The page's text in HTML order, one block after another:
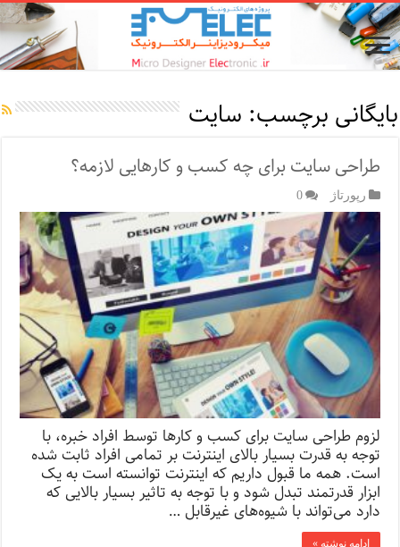
بایگانی برچسب: سایت
طراحی سایت برای چه کسب و کارهایی لازمه؟
رپورتاژ‌ 0
لزوم طراحی سایت برای کسب و کارها توسط افراد خبره، با
توجه به قدرت بسیار بالای اینترنت بر تمامی افراد ثابت شده
است. همه ما قبول داریم که اینترنت توانسته است به یک
ابزار قدرتمند تبدل شود و با توجه به تاثیر بسیار بالایی که
دارد می‌تواند با شیوه‌های غیرقابل …
ادامه نوشته »